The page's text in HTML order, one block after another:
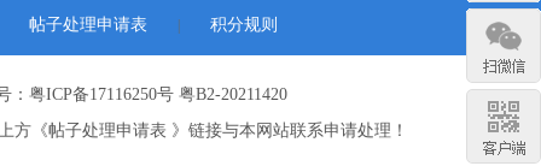
帖子处理申请表 积分规则
：粤ICP备17116250号 粤B2-20211420
《帖子处理申请表 》链接与本网站联系申请处理！